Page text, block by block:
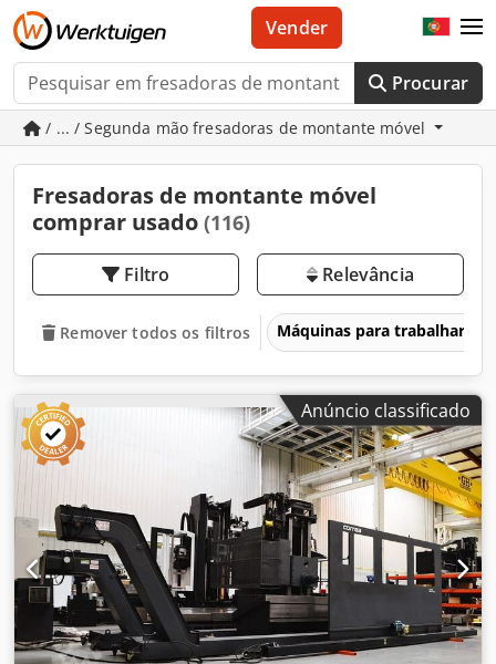
Procurar
Vender
/ ... / Segunda mão fresadoras de montante móvel
Fresadoras de montante móvel
comprar usado (116)
Filtro Relevância
Remover todos os filtros Máquinas para trabalhar
Anúncio classificado